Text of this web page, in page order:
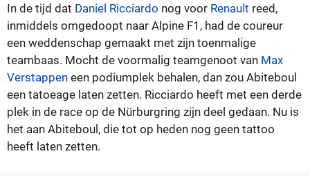
In de tijd dat Daniel Ricciardo nog voor Renault reed,
inmiddels omgedoopt naar Alpine F1, had de coureur
een weddenschap gemaakt met zijn toenmalige
teambaas. Mocht de voormalig teamgenoot van Max
Verstappen een podiumplek behalen, dan zou Abiteboul
een tatoeage laten zetten. Ricciardo heeft met een derde
plek in de race op de Nürburgring zijn deel gedaan. Nu is
het aan Abiteboul, die tot op heden nog geen tattoo
heeft laten zetten.